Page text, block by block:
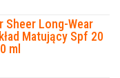
Sheer Long-Wear
Matujący Spf 20
ml